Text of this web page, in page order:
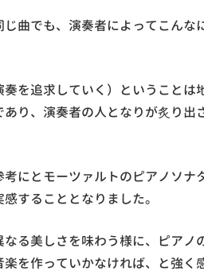
曲でも、演奏者によってこんな
を追求していく）ということは
り、演奏者の人となりが炙り出
にとモーツァルトのピアノソナ
することとなりました。
る美しさを味わう様に、ピアノ
を作っていかなければ、と強く